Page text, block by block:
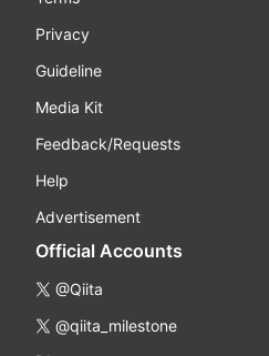
Privacy
Guideline
Media Kit
Feedback/Requests
Help
Advertisement
Official Accounts
@Qiita
@qiita_milestone